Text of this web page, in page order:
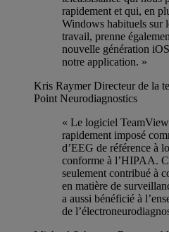
rapidement et qui, en
Windows habituels sur
travail, prenne
nouvelle génération
notre application. »
Kris Raymer Directeur de la
Point Neurodiagnostics
« Le logiciel
rapidement imposé
d’EEG de référence à
conforme à l’HIPAA.
seulement contribué à
en matière de
a aussi bénéficié à
de